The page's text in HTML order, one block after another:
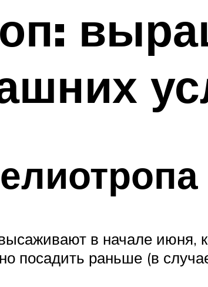
в начале июня,
посадить раньше (в